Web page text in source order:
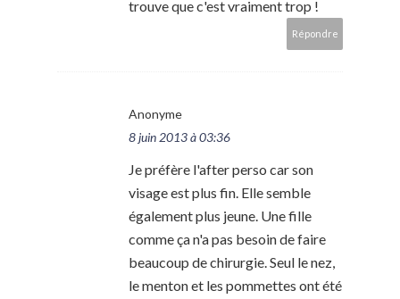
trouve que c'est vraiment trop !
Répondre
Anonyme
8 juin 2013 à 03:36
Je préfère l'after perso car son
visage est plus fin. Elle semble
également plus jeune. Une fille
comme ça n'a pas besoin de faire
beaucoup de chirurgie. Seul le nez,
le menton et les pommettes ont été